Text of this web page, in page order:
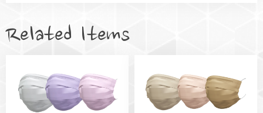
Related Items